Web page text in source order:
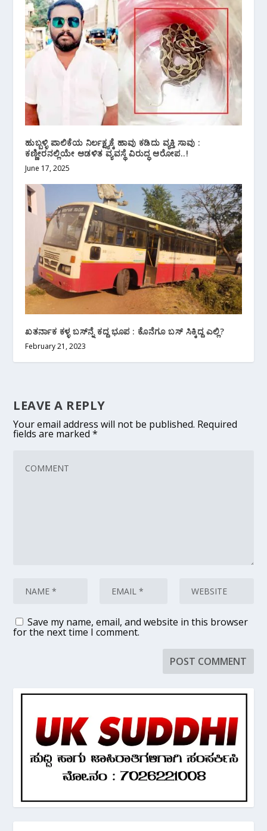
ಹುಬ್ಬಳ್ಳಿ ಪಾಲಿಕೆಯ ನಿರ್ಲಕ್ಷ್ಯಕ್ಕೆ ಹಾವು ಕಡಿದು ವ್ಯಕ್ತಿ ಸಾವು :
ಕಣ್ಣೀರನಲ್ಲಿಯೇ ಆಡಳಿತ ವ್ಯವಸ್ಥೆ ವಿರುದ್ಧ ಆರೋಪ..!
June 17, 2025
ಖತರ್ನಾಕ ಕಳ್ಳ ಬಸ್‌ನ್ನೆ ಕದ್ದ ಭೂಪ : ಕೊನೆಗೂ ಬಸ್ ಸಿಕ್ಕಿದ್ದ ಎಲ್ಲಿ?
February 21, 2023
LEAVE A REPLY
Your email address will not be published. Required
fields are marked*
Save my name, email, and website in this browser
for the next time I comment.